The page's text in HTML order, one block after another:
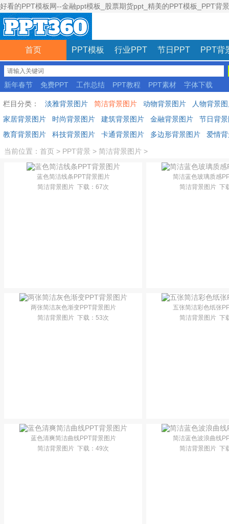
好看的PPT模板网--金融ppt模板_股票期货ppt_精美的PPT模板_PPT背
首页 PPT模板 行业PPT 节日PPT PPT背
新年春节 免费PPT 工作总结 PPT教程 PPT素材
字体下载
栏目分类：
淡雅背景图片 简洁背景图片 动物背景图片
人物背景
家居背景图片
时尚背景图片 建筑背景图片 金融背景图片
节日背
教育背景图片
科技背景图片 卡通背景图片 多边形背景图片 爱情
当前位置： 首页 > PPT背景 > 简洁背景图片 >
蓝色简洁线条PPT背景图片
简洁背景图片 下载 ：67次
简洁蓝色玻璃质感
简洁背景图片 下
两张简洁灰色渐变PPT背景图片
简洁背景图片 下载 ：53次
五张简洁彩色纸张
简洁背景图片 下
蓝色清爽简洁曲线PPT背景图片
简洁背景图片 下载 ：49次
简洁蓝色波浪曲线
简洁背景图片 下